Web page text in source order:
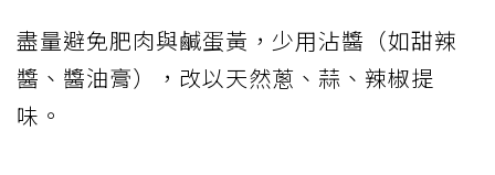
盡量避免肥肉與鹹蛋黃，少用沾醬（如甜辣
醬、醬油膏），改以天然蔥、蒜、辣椒提
味。